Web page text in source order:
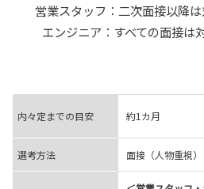
営業スタッフ：二次面接以降
エンジニア：すべての面接は
内々定までの目安 約1カ月
選考方法 面接（人物重視）